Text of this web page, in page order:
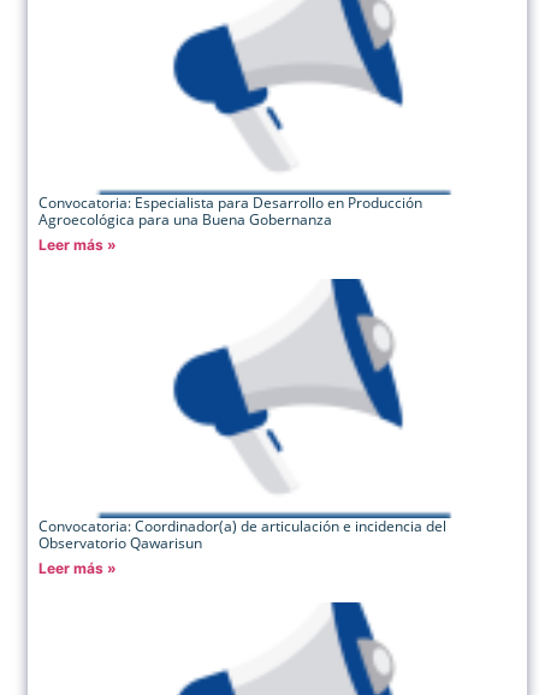
Convocatoria: Especialista para Desarrollo en Producción
Agroecológica para una Buena Gobernanza
Leer más »
Convocatoria: Coordinador(a) de articulación e incidencia del
Observatorio Qawarisun
Leer más »